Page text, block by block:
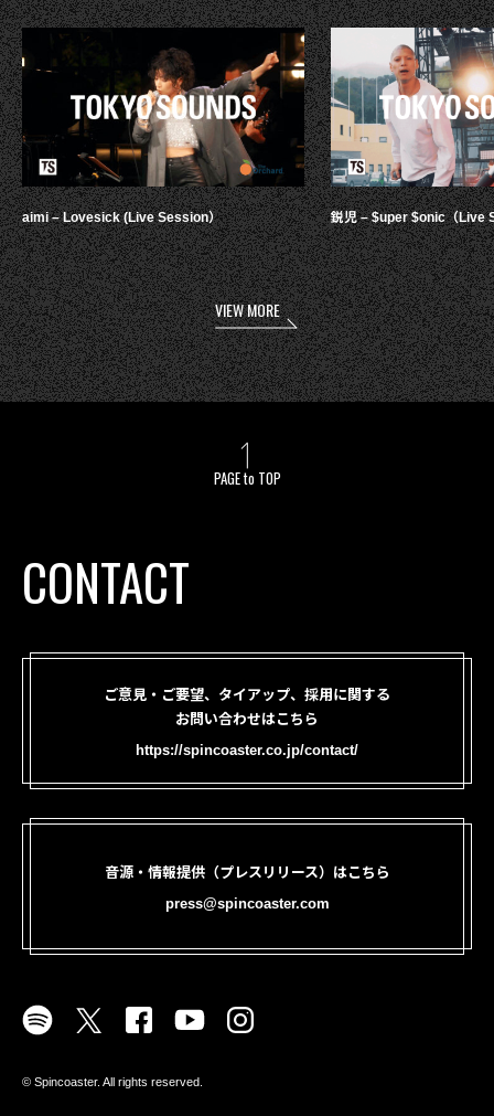
aimi – Lovesick (Live Session） 鋭児 – $uper $onic（Live
VIEW MORE
PAGE to TOP
CONTACT
ご意見・ご要望、タイアップ、採用に関する
お問い合わせはこちら
https://spincoaster.co.jp/contact/
音源・情報提供（プレスリリース）はこちら
press@spincoaster.com
©︎ Spincoaster. All rights reserved.